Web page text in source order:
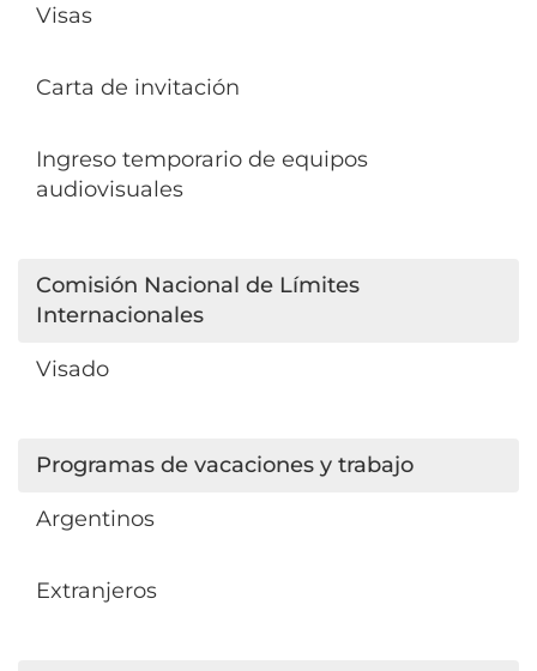
Visas
Carta de invitación
Ingreso temporario de equipos
audiovisuales
Comisión Nacional de Límites
Internacionales
Visado
Programas de vacaciones y trabajo
Argentinos
Extranjeros